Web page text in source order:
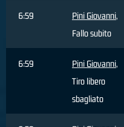
6:59 Pini Giovanni,
Fallo subito
6:59 Pini Giovanni,
Tiro libero
sbagliato